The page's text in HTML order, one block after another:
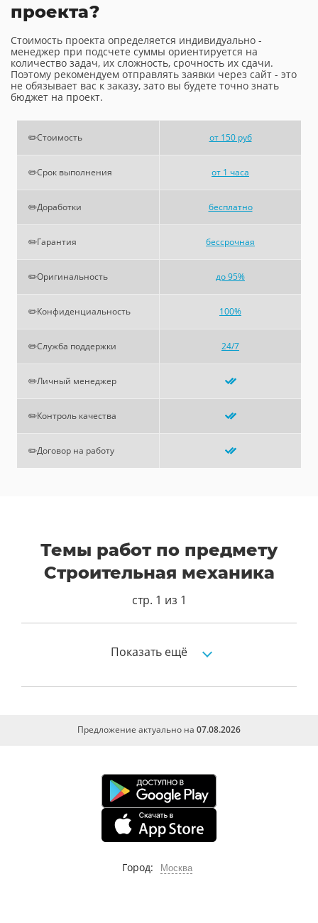
проекта?
Стоимость проекта определяется индивидуально -
менеджер при подсчете суммы ориентируется на
количество задач, их сложность, срочность их сдачи.
Поэтому рекомендуем отправлять заявки через сайт - это
не обязывает вас к заказу, зато вы будете точно знать
бюджет на проект.
✏️Стоимость от 150 руб
✏️Срок выполнения от 1 часа
✏️Доработки бесплатно
✏️Гарантия бессрочная
✏️Оригинальность до 95%
✏️Конфиденциальность 100%
✏️Служба поддержки 24/7
✏️Личный менеджер
✏️Контроль качества
✏️Договор на работу
Темы работ по предмету
Строительная механика
стр. 1 из 1
Строительная механика
Показать ещё
Предложение актуально на 07.08.2026
Город: Москва